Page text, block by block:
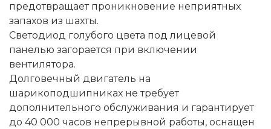
предотвращает проникновение неприятных
запахов из шахты.
Светодиод голубого цвета под лицевой
панелью загорается при включении
вентилятора.
Долговечный двигатель на
шарикоподшипниках не требует
дополнительного обслуживания и гарантирует
до 40 000 часов непрерывной работы, оснащен